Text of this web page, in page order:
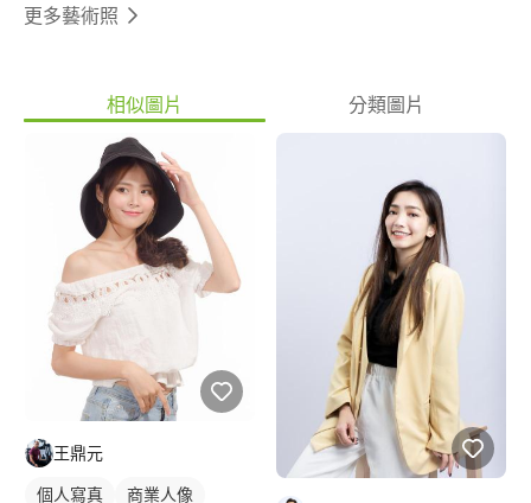
更多藝術照
相似圖片 分類圖片
王鼎元
個人寫真 商業人像